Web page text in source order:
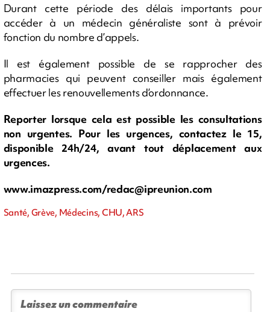
Durant cette période des délais importants pour
accéder à un médecin généraliste sont à prévoir
fonction du nombre d’appels.
Il est également possible de se rapprocher des
pharmacies qui peuvent conseiller mais également
effectuer les renouvellements d’ordonnance.
Reporter lorsque cela est possible les consultations
non urgentes. Pour les urgences, contactez le 15,
disponible 24h/24, avant tout déplacement aux
urgences.
www.imazpress.com/redac@ipreunion.com
Santé, Grève, Médecins, CHU, ARS